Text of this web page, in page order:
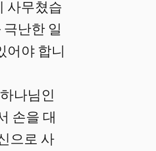
사무쳤습
난한 일
어야 합니
나님인
손을 대
으로 사